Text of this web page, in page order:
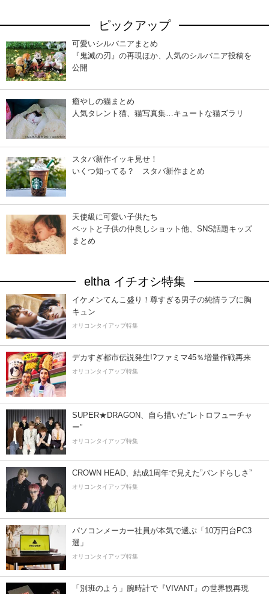
ピックアップ
可愛いシルバニアまとめ
『鬼滅の刃』の再現ほか、人気のシルバニア投稿を
公開
癒やしの猫まとめ
人気タレント猫、猫写真集…キュートな猫ズラリ
スタバ新作イッキ見せ！
いくつ知ってる？ スタバ新作まとめ
天使級に可愛い子供たち
ペットと子供の仲良しショット他、SNS話題キッズ
まとめ
eltha イチオシ特集
イケメンてんこ盛り！尊すぎる男子の純情ラブに胸
キュン
オリコンタイアップ特集
デカすぎ都市伝説発生!?ファミマ45％増量作戦再来
オリコンタイアップ特集
SUPER★DRAGON、自ら描いた”レトロフューチャ
ー”
オリコンタイアップ特集
CROWN HEAD、結成1周年で見えた”バンドらしさ”
オリコンタイアップ特集
パソコンメーカー社員が本気で選ぶ「10万円台PC3
選」
オリコンタイアップ特集
「別班のよう」腕時計で『VIVANT』の世界観再現